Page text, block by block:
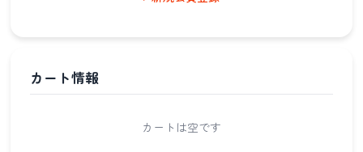
カート情報
カートは空です